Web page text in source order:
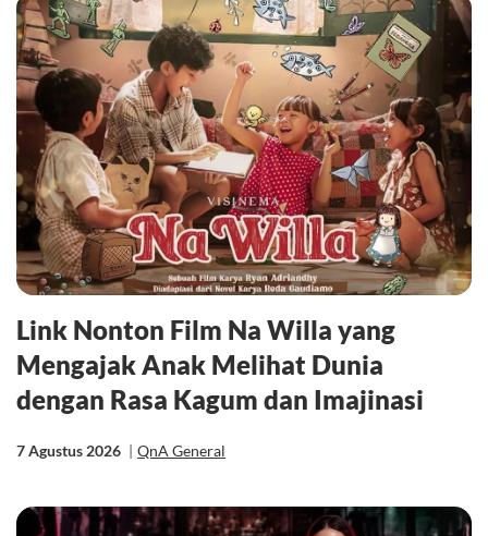
Link Nonton Film Na Willa yang
Mengajak Anak Melihat Dunia
dengan Rasa Kagum dan Imajinasi
7 Agustus 2026 | QnA General